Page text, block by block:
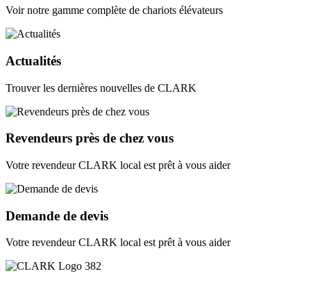
Voir notre gamme complète de chariots élévateurs
Actualités
Trouver les dernières nouvelles de CLARK
Revendeurs près de chez vous
Votre revendeur CLARK local est prêt à vous aider
Demande de devis
Votre revendeur CLARK local est prêt à vous aider